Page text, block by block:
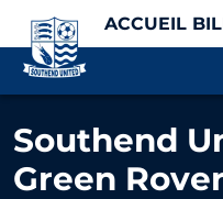
ACCUEIL
Southend
Green